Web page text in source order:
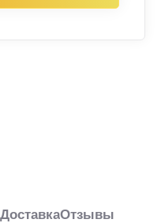
ДоставкаОтзывы